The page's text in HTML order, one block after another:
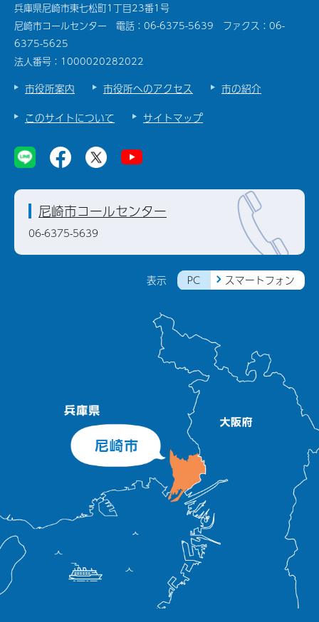
兵庫県尼崎市東七松町1丁目23番1号
尼崎市コールセンター 電話：06-6375-5639 ファクス：06-
6375-5625
法人番号：1000020282022
市役所案内 市役所へのアクセス
市の紹介
このサイトについて
サイトマップ
表示 PC スマートフォン
尼崎市コールセンター
06-6375-5639